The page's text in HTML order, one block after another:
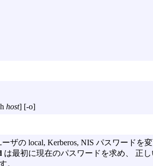
host] [-o]
ザの local, Kerberos, NIS パスワードを
は最初に現在のパスワードを求め、 正
。